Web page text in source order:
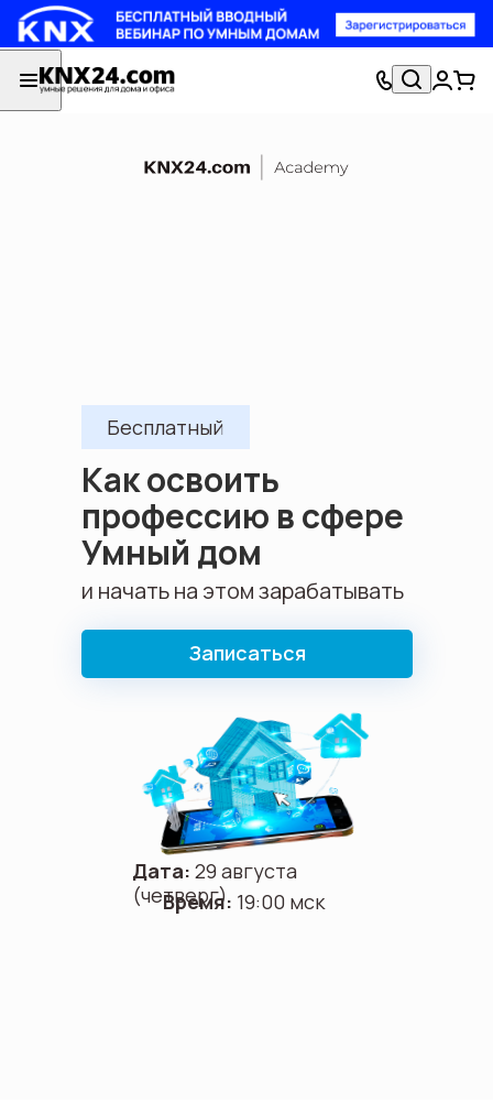
Записаться
Дата: 29 августа
(четверг)
Время: 19:00 мск
Как освоить
профессию в сфере
Умный дом
и начать на этом зарабатывать
Бесплатный